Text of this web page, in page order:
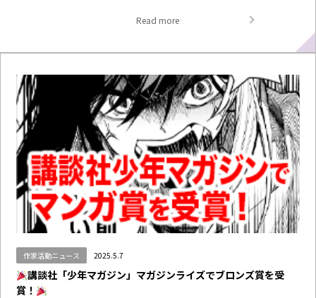
Read more
作家活動ニュース 2025.5.7
講談社「少年マガジン」マガジンライズでブロンズ賞を受
賞！